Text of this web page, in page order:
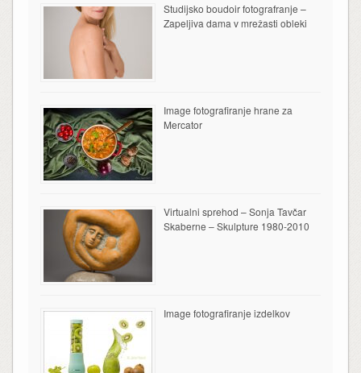
Studijsko boudoir fotografranje –
Zapeljiva dama v mrežasti obleki
Image fotografiranje hrane za
Mercator
Virtualni sprehod – Sonja Tavčar
Skaberne – Skulpture 1980-2010
Image fotografiranje izdelkov